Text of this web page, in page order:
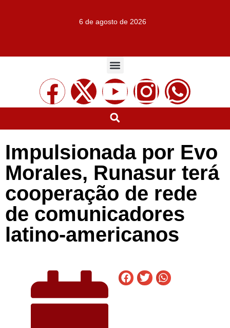
6 de agosto de 2026
Impulsionada por Evo
Morales, Runasur terá
cooperação de rede
de comunicadores
latino-americanos